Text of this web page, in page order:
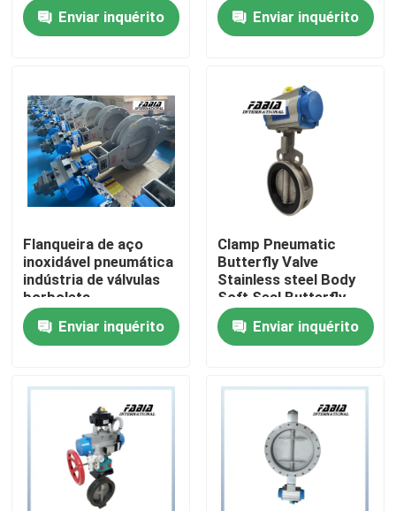
Vídeos
Sobre nós
Controle de qualidade
Contacte-nos
Solicite um orçamento
Válvula de bola pneumática
Válvula de borboleta pneumática
Inoxidável
Enviar inquérito
costura resistência à
corrosãoEnviar inquérito
Flanqueira de aço
inoxidável pneumática
indústria de válvulas
borboleta
especificações
completas navio
Enviar inquérito
Clamp Pneumatic
Butterfly Valve
Stainless steel Body
Soft Seal Butterfly
Valve
Enviar inquérito